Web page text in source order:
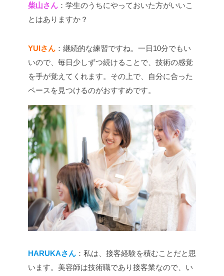
柴山さん ：学生のうちにやっておいた方がいいこ
とはありますか？
YUIさん ：継続的な練習ですね。一日10分でもい
いので、毎日少しずつ続けることで、技術の感覚
を手が覚えてくれます。その上で、自分に合った
ペースを見つけるのがおすすめです。
HARUKAさん ：私は、接客経験を積むことだと思
います。美容師は技術職であり接客業なので、い